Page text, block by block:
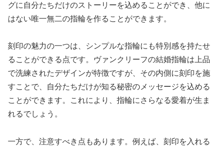
グに自分たちだけのストーリーを込めることができ、他に
はない唯一無二の指輪を作ることができます。
刻印の魅力の一つは、シンプルな指輪にも特別感を持たせ
ることができる点です。ヴァンクリーフの結婚指輪は上品
で洗練されたデザインが特徴ですが、その内側に刻印を施
すことで、自分たちだけが知る秘密のメッセージを込める
ことができます。これにより、指輪にさらなる愛着が生ま
れるでしょう。
一方で、注意すべき点もあります。例えば、刻印を入れる